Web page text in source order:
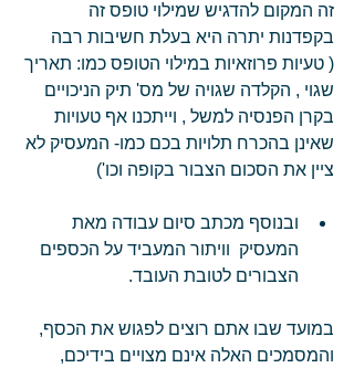
זה המקום להדגיש שמילוי טופס זה
בקפדנות יתרה היא בעלת חשיבות רבה
( טעיות פרוזאיות במילוי הטופס כמו: תאריך
שגוי , הקלדה שגויה של מס' תיק הניכויים
בקרן הפנסיה למשל , וייתכנו אף טעויות
שאינן בהכרח תלויות בכם כמו- המעסיק לא
ציין את הסכום הצבור בקופה וכו')
ובנוסף מכתב סיום עבודה מאת
המעסיק  וויתור המעביד על הכספים
הצבורים לטובת העובד.
במועד שבו אתם רוצים לפגוש את הכסף,
והמסמכים האלה אינם מצויים בידיכם,